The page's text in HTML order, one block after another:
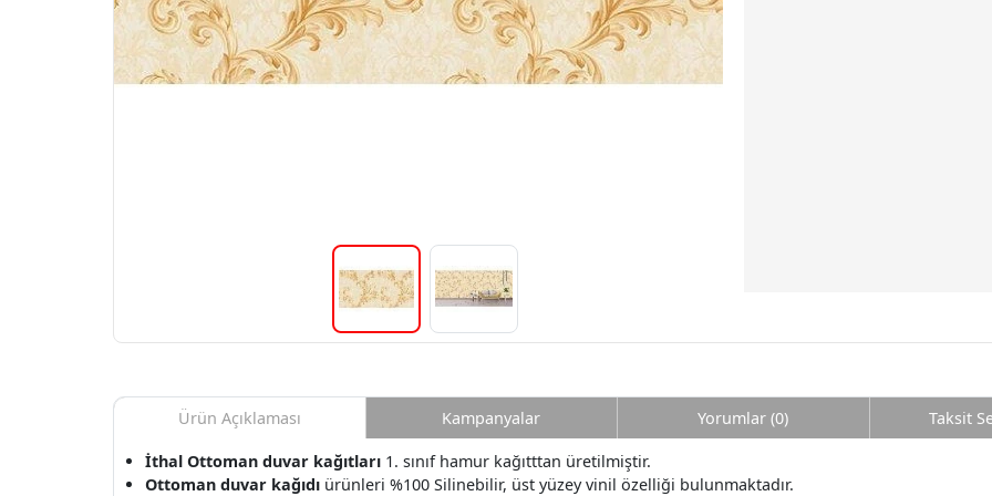
Ürün Açıklaması
İthal Ottoman duvar kağıtları 1. sınıf hamur kağıtttan üretilmiştir.
Ottoman duvar kağıdı ürünleri %100 Silinebilir, üst yüzey vinil özelliği bulunmaktadır.
Kampanyalar Yorumlar (0) Taksit